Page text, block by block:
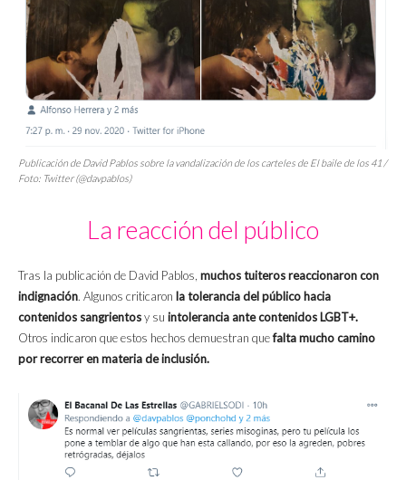
Publicación de David Pablos sobre la vandalización de los carteles de El baile de los 41 /
Foto: Twitter (@davpablos)
La reacción del público
Tras la publicación de David Pablos, muchos tuiteros reaccionaron con
indignación. Algunos criticaron la tolerancia del público hacia
contenidos sangrientosy su intolerancia ante contenidos LGBT+.
Otros indicaron que estos hechos demuestran quefalta mucho camino
por recorrer en materia de inclusión.